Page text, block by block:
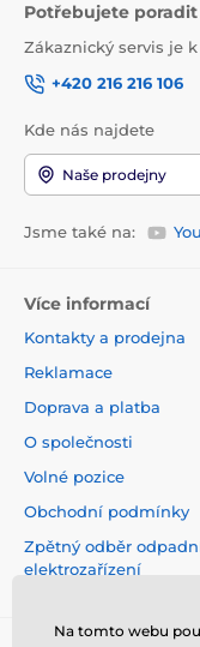
Potřebujete poradit
Zákaznický servis je
+420 216 216 106
Kde nás najdete
Naše prodejny
Jsme také na:
Více informací
Kontakty a prodejna
Reklamace
Doprava a platba
O společnosti
Volné pozice
Obchodní podmínky
Zpětný odběr
elektrozařízení
Na tomto webu